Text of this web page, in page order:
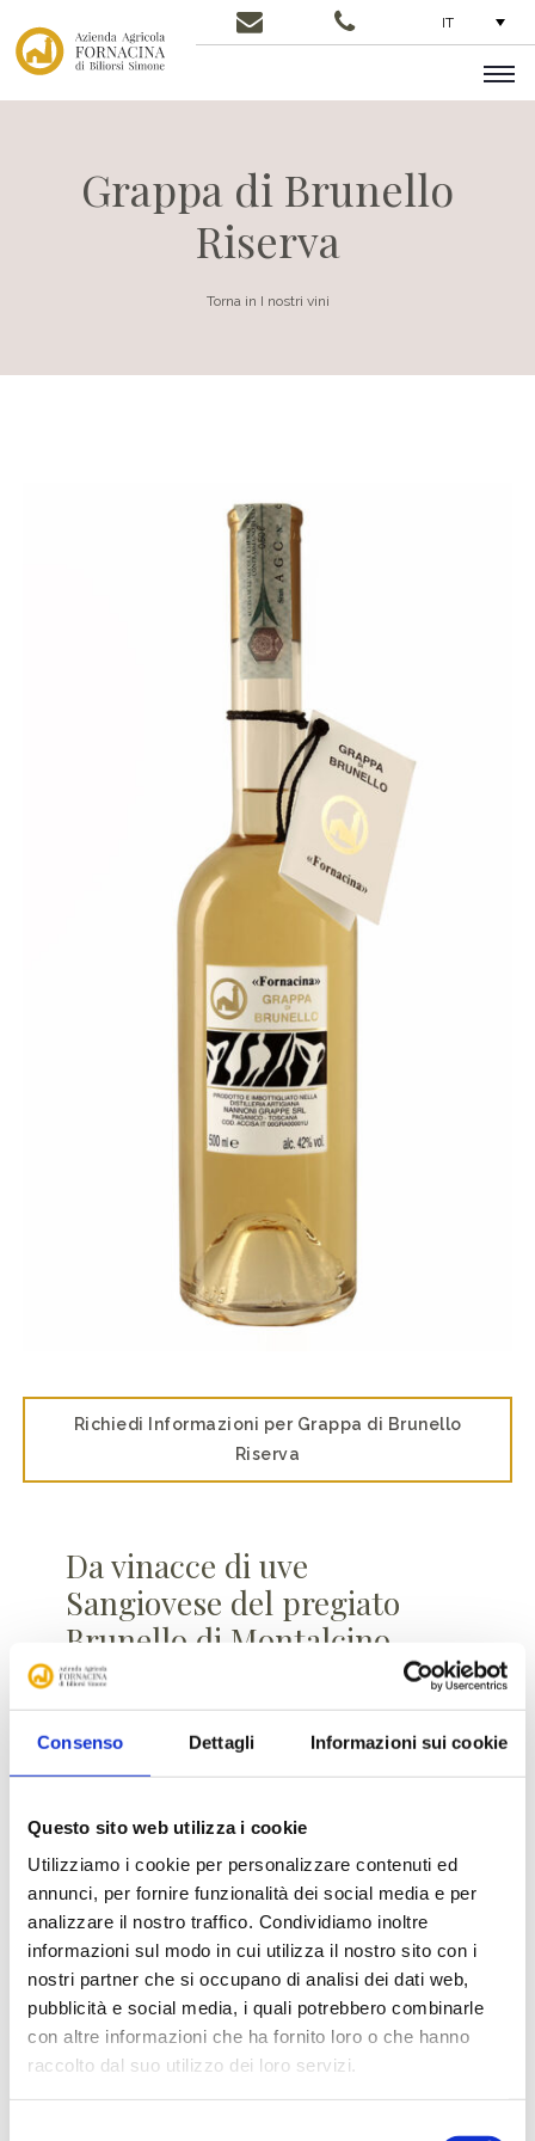
Consenso Dettagli Informazioni sui cookie
Questo sito web utilizza i cookie
Utilizziamo i cookie per personalizzare contenuti ed
annunci, per fornire funzionalità dei social media e per
analizzare il nostro traffico. Condividiamo inoltre
informazioni sul modo in cui utilizza il nostro sito con i
nostri partner che si occupano di analisi dei dati web,
pubblicità e social media, i quali potrebbero combinarle
con altre informazioni che ha fornito loro o che hanno
raccolto dal suo utilizzo dei loro servizi.
IT
Grappa di Brunello
Riserva
Torna in I nostri vini
Richiedi Informazioni per Grappa di Brunello
Riserva
Da vinacce di uve
Sangiovese del pregiato
Brunello di Montalcino.
Ottenuta dalla distillazione delle fragranti vinacce
del Brunello, mantengono tutte le caratteristiche
del vino da cui provengono.
La qualità delle vinacce unite al metodo di
caratteristiche uniche.
La Grappa di Brunello Riserva della Cantina
Fornacina, invecchiata 18 mesi in barriques, è
morbida e di grande spessore; ha un color giallo
paglierino luminoso e un profumo intenso con
sfumature di frutti rossi, vaniglia e tabacco.
Caratteristiche